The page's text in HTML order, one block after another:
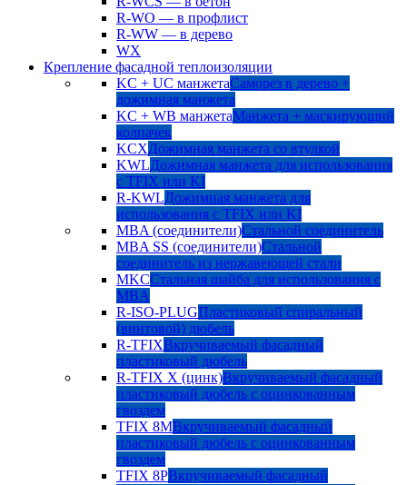
R-WO — в профлист
R-WW — в дерево
WX
Крепление фасадной теплоизоляции
KC + UC манжетаСаморез в дерево +
дожимная манжета
KC + WB манжетаМанжета + маскирующий
колпачек
KCXДожимная манжета со втулкой
KWLДожимная манжета для использования
с TFIX или KI
R-KWLДожимная манжета для
использования с TFIX или KI
MBA (соединители)Стальной соединитель
MBA SS (соединители)Стальной
соединитель из нержавеющей стали
MKCСтальная шайба для использования с
MBA
R-ISO-PLUGПластиковый спиральный
(винтовой) дюбель
R-TFIXВкручиваемый фасадный
пластиковый дюбель
R-TFIX X (цинк)Вкручиваемый фасадный
пластиковый дюбель с оцинкованным
гвоздем
TFIX 8MВкручиваемый фасадный
пластиковый дюбель с оцинкованным
гвоздем
TFIX 8PВкручиваемый фасадный